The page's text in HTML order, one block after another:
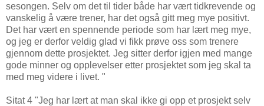
sesongen. Selv om det til tider både har vært tidkrevende og
vanskelig å være trener, har det også gitt meg mye positivt.
Det har vært en spennende periode som har lært meg mye,
og jeg er derfor veldig glad vi fikk prøve oss som trenere
gjennom dette prosjektet. Jeg sitter derfor igjen med mange
gode minner og opplevelser etter prosjektet som jeg skal ta
med meg videre i livet. "
Sitat 4 "Jeg har lært at man skal ikke gi opp et prosjekt selv